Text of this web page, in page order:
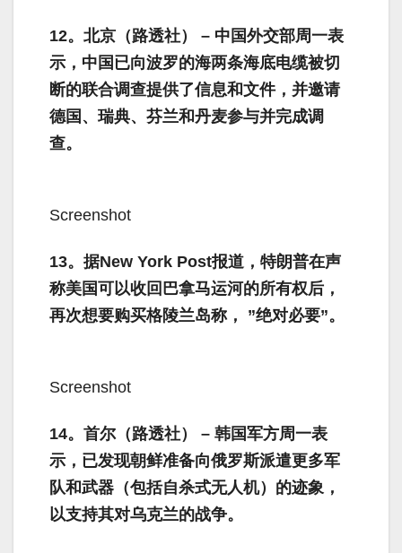
12。北京（路透社） – 中国外交部周一表
示，中国已向波罗的海两条海底电缆被切
断的联合调查提供了信息和文件，并邀请
德国、瑞典、芬兰和丹麦参与并完成调
查。
Screenshot
13。据New York Post报道，特朗普在声
称美国可以收回巴拿马运河的所有权后，
再次想要购买格陵兰岛称， ”绝对必要”。
Screenshot
14。首尔（路透社） – 韩国军方周一表
示，已发现朝鲜准备向俄罗斯派遣更多军
队和武器（包括自杀式无人机）的迹象，
以支持其对乌克兰的战争。